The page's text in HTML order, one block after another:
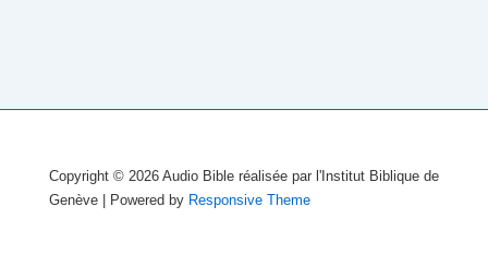
Copyright © 2026 Audio Bible réalisée par l'Institut Biblique de
Genève
| Powered by Responsive Theme